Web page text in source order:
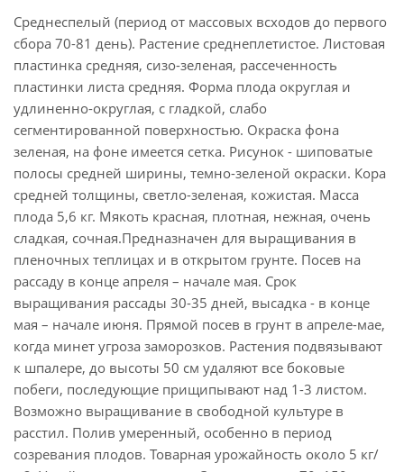
Среднеспелый (период от массовых всходов до первого
сбора 70-81 день). Растение среднеплетистое. Листовая
пластинка средняя, сизо-зеленая, рассеченность
пластинки листа средняя. Форма плода округлая и
удлиненно-округлая, с гладкой, слабо
сегментированной поверхностью. Окраска фона
зеленая, на фоне имеется сетка. Рисунок - шиповатые
полосы средней ширины, темно-зеленой окраски. Кора
средней толщины, светло-зеленая, кожистая. Масса
плода 5,6 кг. Мякоть красная, плотная, нежная, очень
сладкая, сочная.Предназначен для выращивания в
пленочных теплицах и в открытом грунте. Посев на
рассаду в конце апреля – начале мая. Срок
выращивания рассады 30-35 дней, высадка - в конце
мая – начале июня. Прямой посев в грунт в апреле-мае,
когда минет угроза заморозков. Растения подвязывают
к шпалере, до высоты 50 см удаляют все боковые
побеги, последующие прищипывают над 1-3 листом.
Возможно выращивание в свободной культуре в
расстил. Полив умеренный, особенно в период
созревания плодов. Товарная урожайность около 5 кг/